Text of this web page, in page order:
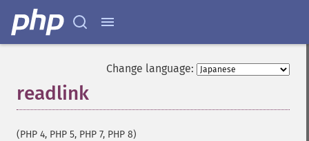
Change language:
readlink
(PHP 4, PHP 5, PHP 7, PHP 8)